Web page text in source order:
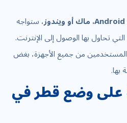
، ستواجه
تحاول بها الوصول إلى الإنترنت.
من جميع الأجهزة، بغض
بها.
على وضع قطر في